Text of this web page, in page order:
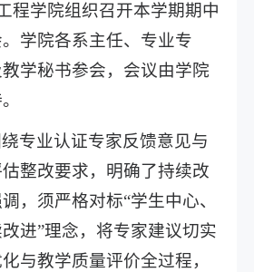
程学院组织召开本学期期中
学院各系主任、专业专
学秘书参会，会议由学院
专业认证专家反馈意见与
整改要求，明确了持续改
，须严格对标“学生中心、
进”理念，将专家建议切实
与教学质量评价全过程，